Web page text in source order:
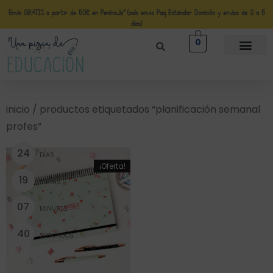
Envío GRATIS a partir de 50€ en Península* (solo envio Paq Estándar Domicilio y envíos de 3 a 5
días)
0
inicio / productos etiquetados “planificación semanal
profes”
¡Oferta!
24 DÍAS
19 HORAS
07 MINUTOS
40 SEGUNDOS